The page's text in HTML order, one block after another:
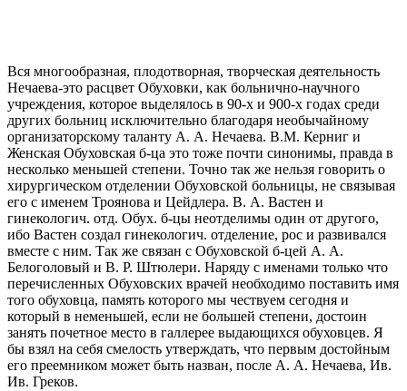
Вся многообразная, плодотворная, творческая деятельность
Нечаева-это расцвет Обуховки, как больнично-научного
учреждения, которое выделялось в 90-х и 900-х годах среди
других больниц исключительно благодаря необычайному
организаторскому таланту А. А. Нечаева. В.М. Керниг и
Женская Обуховская б-ца это тоже почти синонимы, правда в
несколько меньшей степени. Точно так же нельзя говорить о
хирургическом отделении Обуховской больницы, не связывая
его с именем Троянова и Цейдлера. В. А. Вастен и
гинекологич. отд. Обух. б-цы неотделимы один от другого,
ибо Вастен создал гинекологич. отделение, рос и развивался
вместе с ним. Так же связан с Обуховской б-цей А. А.
Белоголовый и В. Р. Штюлери. Наряду с именами только что
перечисленных Обуховских врачей необходимо поставить имя
того обуховца, память которого мы чествуем сегодня и
который в неменьшей, если не большей степени, достоин
занять почетное место в галлерее выдающихся обуховцев. Я
бы взял на себя смелость утверждать, что первым достойным
его преемником может быть назван, после А. А. Нечаева, Ив.
Ив. Греков.